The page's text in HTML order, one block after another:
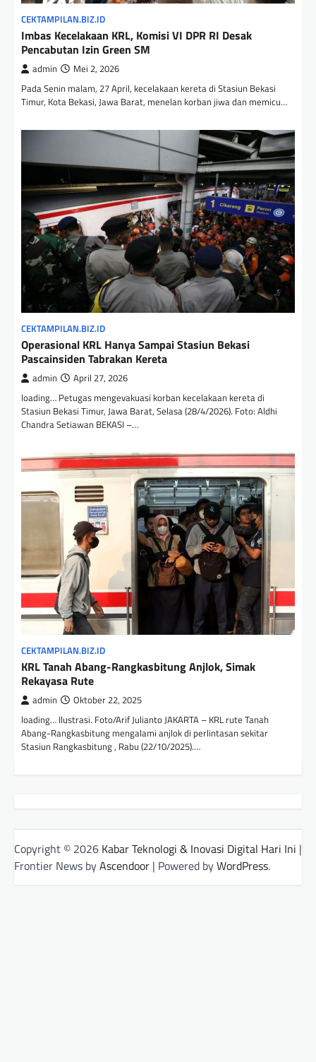
CEKTAMPILAN.BIZ.ID
Imbas Kecelakaan KRL, Komisi VI DPR RI Desak
Pencabutan Izin Green SM
admin Mei 2, 2026
Pada Senin malam, 27 April, kecelakaan kereta di Stasiun Bekasi
Timur, Kota Bekasi, Jawa Barat, menelan korban jiwa dan memicu…
CEKTAMPILAN.BIZ.ID
Operasional KRL Hanya Sampai Stasiun Bekasi
Pascainsiden Tabrakan Kereta
admin April 27, 2026
loading… Petugas mengevakuasi korban kecelakaan kereta di
Stasiun Bekasi Timur, Jawa Barat, Selasa (28/4/2026). Foto: Aldhi
Chandra Setiawan BEKASI –…
CEKTAMPILAN.BIZ.ID
KRL Tanah Abang-Rangkasbitung Anjlok, Simak
Rekayasa Rute
admin Oktober 22, 2025
loading… Ilustrasi. Foto/Arif Julianto JAKARTA – KRL rute Tanah
Abang-Rangkasbitung mengalami anjlok di perlintasan sekitar
Stasiun Rangkasbitung , Rabu (22/10/2025).…
Copyright © 2026 Kabar Teknologi & Inovasi Digital Hari Ini |
Frontier News byAscendoor | Powered byWordPress.